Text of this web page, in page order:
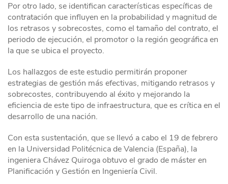
Por otro lado, se identifican características específicas de
contratación que influyen en la probabilidad y magnitud de
los retrasos y sobrecostes, como el tamaño del contrato, el
periodo de ejecución, el promotor o la región geográfica en
la que se ubica el proyecto.
Los hallazgos de este estudio permitirán proponer
estrategias de gestión más efectivas, mitigando retrasos y
sobrecostes, contribuyendo al éxito y mejorando la
eficiencia de este tipo de infraestructura, que es crítica en el
desarrollo de una nación.
Con esta sustentación, que se llevó a cabo el 19 de febrero
en la Universidad Politécnica de Valencia (España), la
ingeniera Chávez Quiroga obtuvo el grado de máster en
Planificación y Gestión en Ingeniería Civil.